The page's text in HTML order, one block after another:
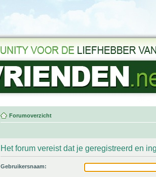
Forumoverzicht
Het forum vereist dat je geregistreerd en
Gebruikersnaam: